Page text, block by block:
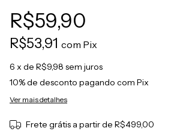
R$59,90
R$53,91 com Pix
6 x de R$9,98 sem juros
10% de desconto pagando com Pix
Ver mais detalhes
Frete grátis a partir de R$499,00